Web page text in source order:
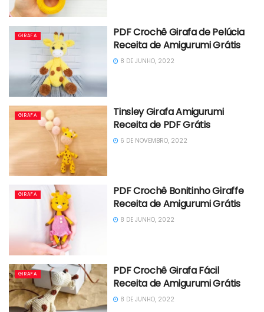
GIRAFA
PDF Crochê Girafa de Pelúcia
Receita de Amigurumi Grátis
8 DE JUNHO, 2022
GIRAFA
Tinsley Girafa Amigurumi
Receita de PDF Grátis
6 DE NOVEMBRO, 2022
GIRAFA
PDF Crochê Bonitinho Giraffe
Receita de Amigurumi Grátis
8 DE JUNHO, 2022
GIRAFA
PDF Crochê Girafa Fácil
Receita de Amigurumi Grátis
8 DE JUNHO, 2022